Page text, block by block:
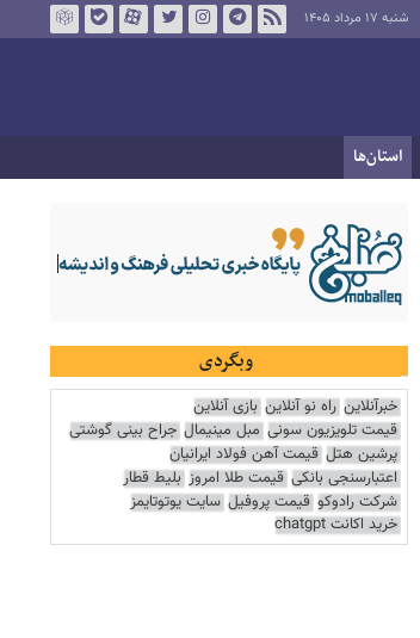
شنبه ۱۷ مرداد ۱۴۰۵
استان‌ها
وبگردی
خبرآنلاین راه نو آنلاین بازی آنلاین
قیمت تلویزیون سونی مبل مینیمال جراح بینی گوشتی
پرشین هتل قیمت آهن فولاد ایرانیان
اعتبارسنجی بانکی قیمت طلا امروز بلیط قطار
شرکت رادوکو قیمت پروفیل سایت یوتوتایمز
خرید اکانت chatgpt